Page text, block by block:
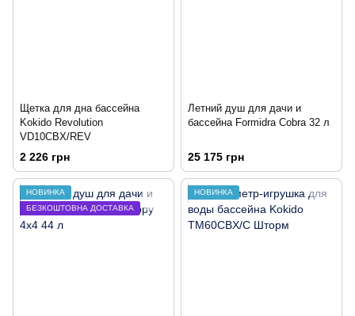
Щетка для дна бассейна
Kokido Revolution
VD10CBX/REV
2 226 грн
Летний душ для дачи и
бассейна Formidra Cobra 32 л
25 175 грн
НОВИНКА
БЕЗКОШТОВНА ДОСТАВКА
НОВИНКА